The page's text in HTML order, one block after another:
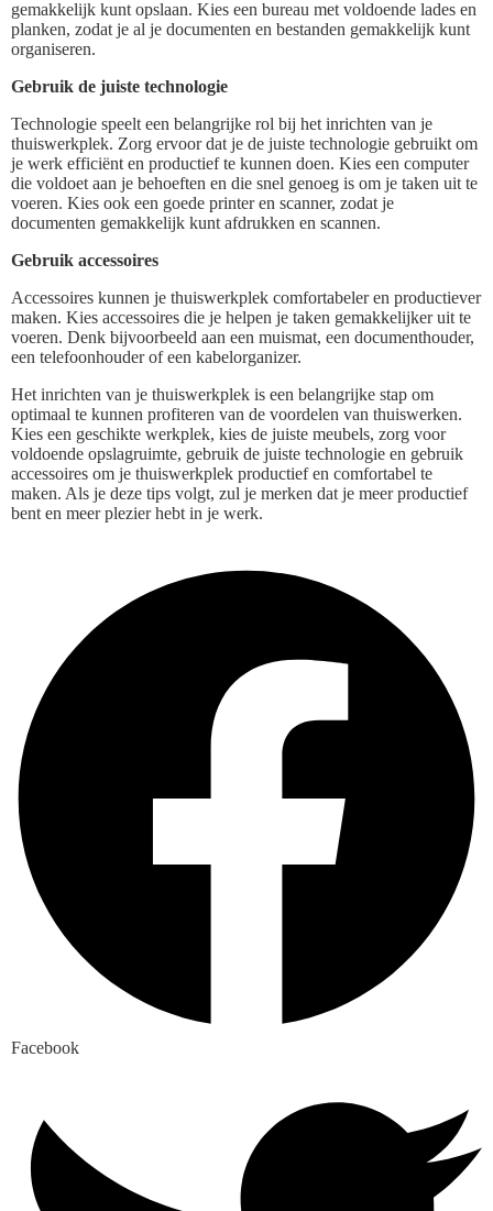
gemakkelijk kunt opslaan. Kies een bureau met voldoende lades en
planken, zodat je al je documenten en bestanden gemakkelijk kunt
organiseren.
Gebruik de juiste technologie
Technologie speelt een belangrijke rol bij het inrichten van je
thuiswerkplek. Zorg ervoor dat je de juiste technologie gebruikt om
je werk efficiënt en productief te kunnen doen. Kies een computer
die voldoet aan je behoeften en die snel genoeg is om je taken uit te
voeren. Kies ook een goede printer en scanner, zodat je
documenten gemakkelijk kunt afdrukken en scannen.
Gebruik accessoires
Accessoires kunnen je thuiswerkplek comfortabeler en productiever
maken. Kies accessoires die je helpen je taken gemakkelijker uit te
voeren. Denk bijvoorbeeld aan een muismat, een documenthouder,
een telefoonhouder of een kabelorganizer.
Het inrichten van je thuiswerkplek is een belangrijke stap om
optimaal te kunnen profiteren van de voordelen van thuiswerken.
Kies een geschikte werkplek, kies de juiste meubels, zorg voor
voldoende opslagruimte, gebruik de juiste technologie en gebruik
accessoires om je thuiswerkplek productief en comfortabel te
maken. Als je deze tips volgt, zul je merken dat je meer productief
bent en meer plezier hebt in je werk.
Facebook